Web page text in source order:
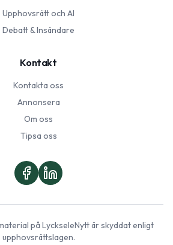
Upphovsrätt och AI
Debatt & Insändare
Kontakt
Kontakta oss
Annonsera
Om oss
Tipsa oss
påLyckseleNyttär skyddat enligt
upphovsrättslagen.